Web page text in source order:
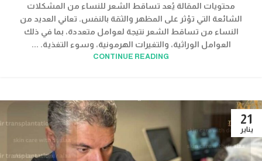
محتويات المقالة يُعد تساقط الشعر للنساء من المشكلات
الشائعة التي تؤثر على المظهر والثقة بالنفس. تعاني العديد من
النساء من تساقط الشعر نتيجة لعوامل متعددة، بما في ذلك
العوامل الوراثية، والتغيرات الهرمونية، وسوء التغذية. ...
CONTINUE READING
21
يناير